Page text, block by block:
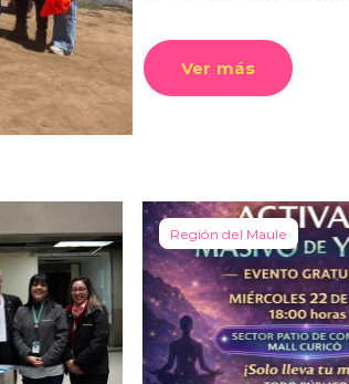
Ver más
Región del Maule